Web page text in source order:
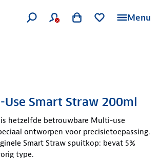
Menu
Smart Straw 200ml
hetzelfde betrouwbare Multi-use
ontworpen voor precisietoepassing.
Smart Straw spuitkop: bevat 5%
type.